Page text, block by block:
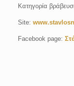
Κατηγορία
Site:
Facebook page: